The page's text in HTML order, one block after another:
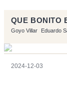
QUE BONITO
Goyo Villar Eduardo
2024-12-03